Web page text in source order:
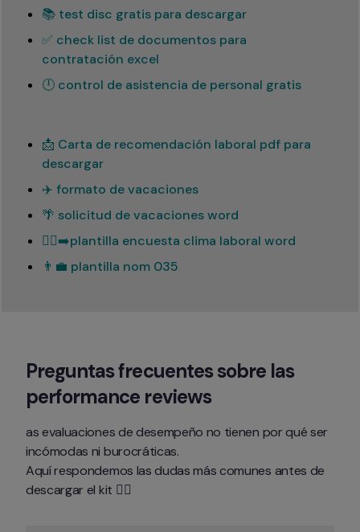
📚 test disc gratis para descargar
✅ check list de documentos para
contratación excel
🕛 control de asistencia de personal gratis
📩 Carta de recomendación laboral pdf para
descargar
✈️ formato de vacaciones
🌴 solicitud de vacaciones word
🏃‍♂️‍➡️plantilla encuesta clima laboral word
👨‍💼 plantilla nom 035
Preguntas frecuentes sobre las
performance reviews
as evaluaciones de desempeño no tienen por qué ser
incómodas ni burocráticas.
Aquí respondemos las dudas más comunes antes de
descargar el kit 👇🏻